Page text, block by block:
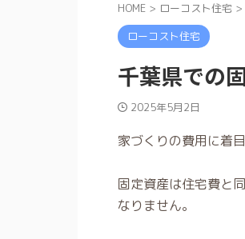
HOME > ローコスト住宅 >
ローコスト住宅
千葉県での
2025年5月2日
家づくりの費用に着
固定資産は住宅費と
なりません。